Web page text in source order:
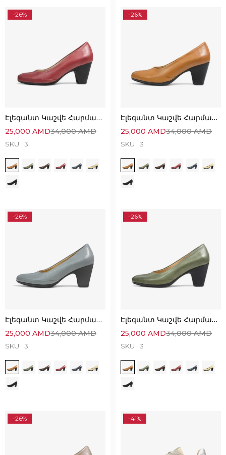
-26%
Էլեգանտ Կաշվե Հարմարավետ Կոշիկներ
34,000AMD
25,000 AMD
SKU 3
-26%
Էլեգանտ Կաշվե Հարմարավետ Կոշիկներ
34,000AMD
25,000 AMD
SKU 3
-26%
Էլեգանտ Կաշվե Հարմարավետ Կոշիկներ
34,000AMD
25,000 AMD
SKU 3
-26%
Էլեգանտ Կաշվե Հարմարավետ Կոշիկներ
34,000AMD
25,000 AMD
SKU 3
-26% -41%